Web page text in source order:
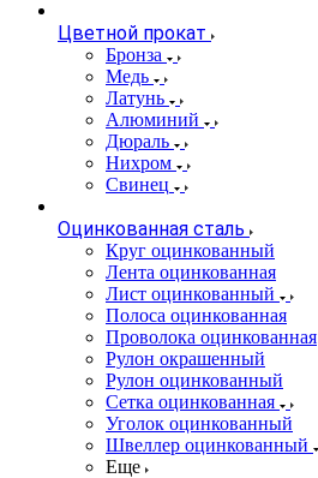
Цветной прокат
Бронза
Медь
Латунь
Алюминий
Дюраль
Нихром
Свинец
Оцинкованная сталь
Круг оцинкованный
Лента оцинкованная
Лист оцинкованный
Полоса оцинкованная
Проволока оцинкованная
Рулон окрашенный
Рулон оцинкованный
Сетка оцинкованная
Уголок оцинкованный
Швеллер оцинкованный
Еще